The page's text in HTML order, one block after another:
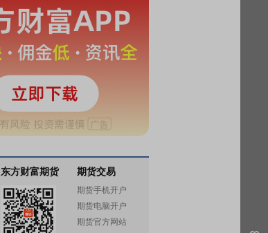
东方财富期货 期货交易
期货手机开户
期货电脑开户
期货官方网站